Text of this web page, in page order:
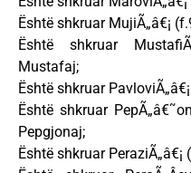
Është shkruar MujiÃ„â€¡
Është shkruar
Mustafaj;
Është shkruar
Është shkruar
Pepgjonaj;
Është shkruar